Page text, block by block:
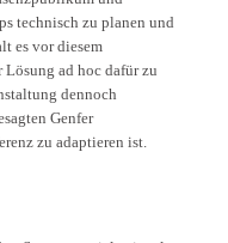
technisch zu planen und
es vor diesem
ad hoc dafür zu
dennoch
Genfer
zu adaptieren ist.